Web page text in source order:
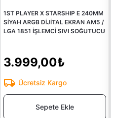
1ST PLAYER X STARSHIP E 240MM
SİYAH ARGB DİJİTAL EKRAN AM5 /
LGA 1851 İŞLEMCİ SIVI SOĞUTUCU
3.999,00₺
Ücretsiz Kargo
Sepete Ekle